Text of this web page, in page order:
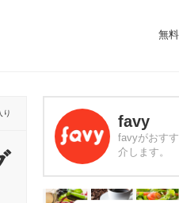
無
り favy
favyがおす
介します。